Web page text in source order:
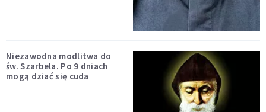
Niezawodna modlitwa do
św. Szarbela. Po 9 dniach
mogą dziać się cuda